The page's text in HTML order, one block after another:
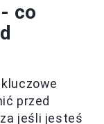
co
przed
jeśli jesteś